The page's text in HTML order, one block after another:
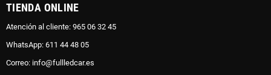
TIENDA ONLINE
Atención al cliente: 965 06 32 45
WhatsApp: 611 44 48 05
Correo: info@fullledcar.es